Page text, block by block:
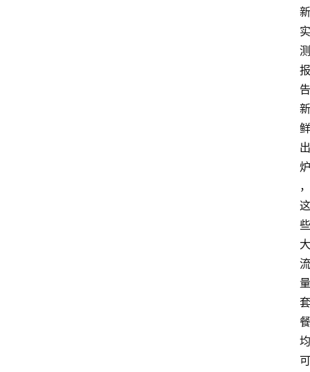
新
实
测
报
告
新
鲜
出
炉
，
这
些
大
流
量
套
餐
均
可